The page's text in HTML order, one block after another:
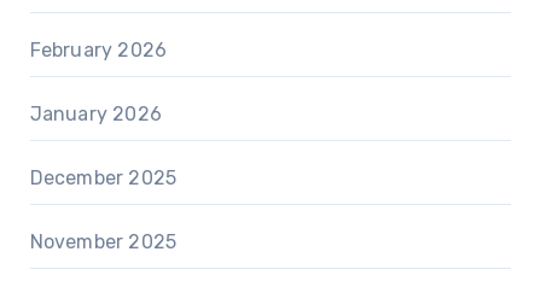
February 2026
January 2026
December 2025
November 2025